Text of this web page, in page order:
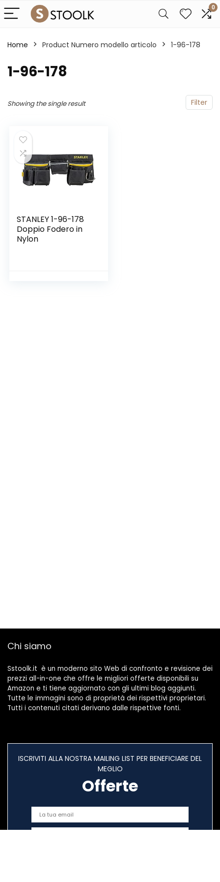
0
Home Product Numero modello articolo ‎1-96-178
‎1-96-178
Filter
Showing the single result
STANLEY 1-96-178
Doppio Fodero in
Nylon
Chi siamo
Sstoolk.it è un moderno sito Web di confronto e revisione dei
prezzi all-in-one che offre le migliori offerte disponibili su
Amazon e ti tiene aggiornato con gli ultimi blog aggiunti.
Tutte le immagini sono di proprietà dei rispettivi proprietari.
Tutti i contenuti citati derivano dalle rispettive fonti.
ISCRIVITI ALLA NOSTRA MAILING LIST PER BENEFICIARE DEL
MEGLIO
Offerte